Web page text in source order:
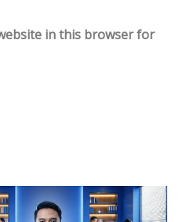
in this browser for